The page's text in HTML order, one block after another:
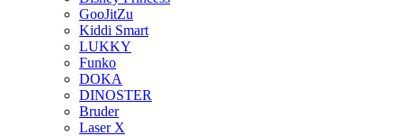
GooJitZu
Kiddi Smart
LUKKY
Funko
DOKA
DINOSTER
Bruder
Laser X